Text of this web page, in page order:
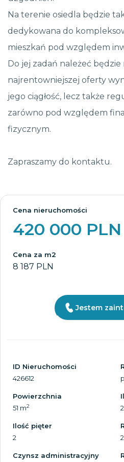
Na terenie osiedla będzie
dedykowana do
mieszkań pod względem
Do jej zadań należeć
najrentowniejszej oferty
jego ciągłość, lecz także
zarówno pod względem
fizycznym.
Zapraszamy do kontaktu.
Cena nieruchomości
420 000 PLN
Cena za m2
8 187 PLN
Jestem
ID Nieruchomości
426612
Powierzchnia
51 m2
2
Ilość pięter
2
Czynsz administracyjny